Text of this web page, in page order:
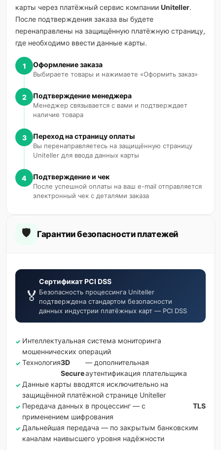
карты через платёжный сервис компании Uniteller.
После подтверждения заказа вы будете
перенаправлены на защищённую платёжную страницу,
где необходимо ввести данные карты.
1 Оформление заказа
Выбираете товары и нажимаете «Оформить заказ»
2 Подтверждение менеджера
Менеджер связывается с вами и подтверждает
наличие товара
3 Переход на страницу оплаты
Вы перенаправляетесь на защищённую страницу
Uniteller для ввода данных карты
4 Подтверждение и чек
После успешной оплаты на ваш e-mail отправляется
электронный чек с деталями заказа
🛡️ Гарантии безопасности платежей
🏅
Сертификат PCI DSS
Безопасность процессинга Uniteller
подтверждена стандартом безопасности
данных индустрии платёжных карт — PCI DSS
Интеллектуальная система мониторинга
мошеннических операций
Технология3D
Secure
— дополнительная
аутентификация плательщика
Данные карты вводятся исключительно на
защищённой платёжной странице Uniteller
Передача данных в процессинг — с
применением шифрования
TLS
Дальнейшая передача — по закрытым банковским
каналам наивысшего уровня надёжности